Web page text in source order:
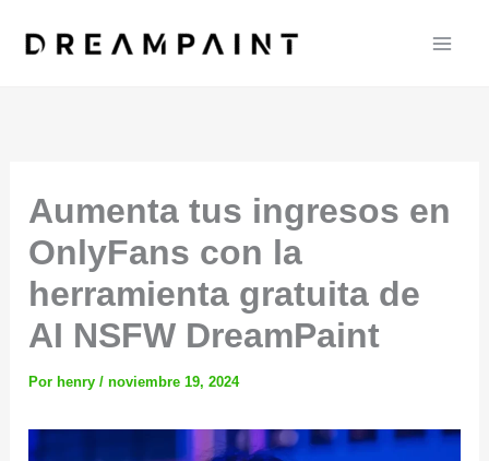
Aumenta tus ingresos en
OnlyFans con la
herramienta gratuita de
AI NSFW DreamPaint
Porhenry/noviembre 19, 2024